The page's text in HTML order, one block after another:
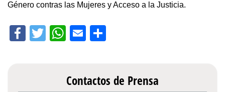
Género contras las Mujeres y Acceso a la Justicia.
Facebook
Twitter
WhatsApp
Email
Contactos de Prensa